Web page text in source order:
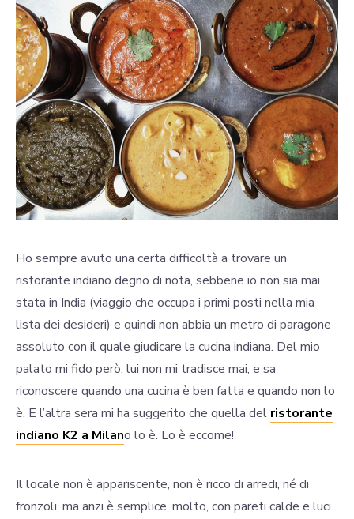
Ho sempre avuto una certa difficoltà a trovare un
ristorante indiano degno di nota, sebbene io non sia mai
stata in India (viaggio che occupa i primi posti nella mia
lista dei desideri) e quindi non abbia un metro di paragone
assoluto con il quale giudicare la cucina indiana. Del mio
palato mi fido però, lui non mi tradisce mai, e sa
riconoscere quando una cucina è ben fatta e quando non lo
è. E l’altra sera mi ha suggerito che quella del ristorante
indiano K2 a Milano lo è. Lo è eccome!
Il locale non è appariscente, non è ricco di arredi, né di
fronzoli, ma anzi è semplice, molto, con pareti calde e luci